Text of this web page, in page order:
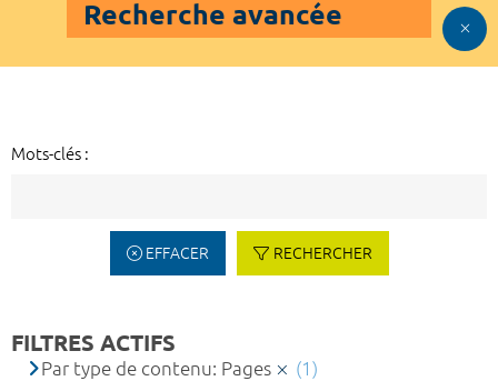
Recherche avancée
Mots-clés :
EFFACER RECHERCHER
FILTRES ACTIFS
Par type de contenu: Pages
(1)